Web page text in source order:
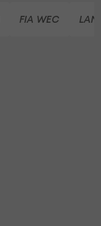
FIA WEC